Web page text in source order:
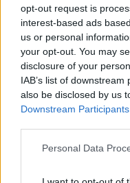
opt-out request is
interest-based ads
us or personal
your opt-out. You may
disclosure of your
IAB’s list of
also be disclosed by us
Downstream Participants
Please note that this
Personal Data
Categorias Blog
Aprendizagem
Artigo De Opinião
Atendimento E